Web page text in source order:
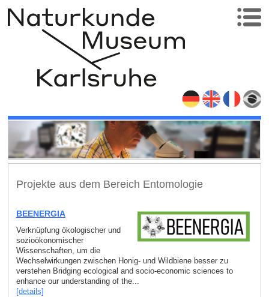
Projekte aus dem Bereich Entomologie
BEENERGIA
Verknüpfung ökologischer und
sozioökonomischer
Wissenschaften, um die
Wechselwirkungen zwischen Honig- und Wildbiene besser zu
verstehen Bridging ecological and socio-economic sciences to
enhance our understanding of the...
[details]